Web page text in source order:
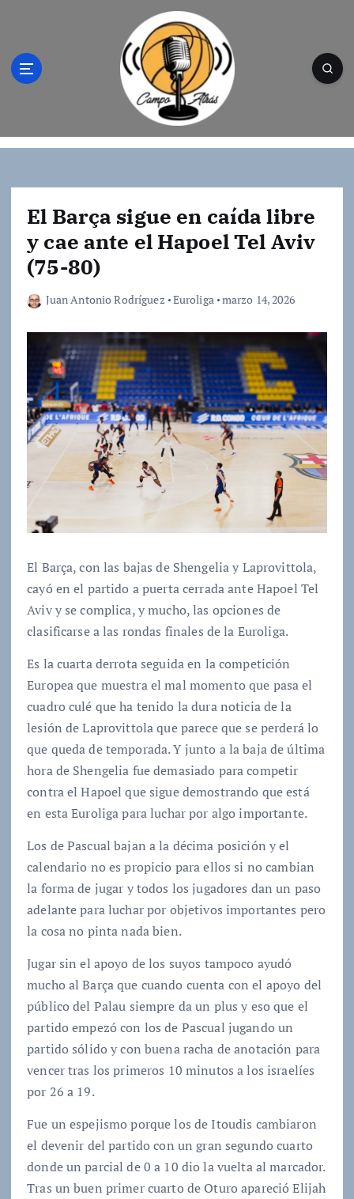
l
Campo Atrás - Tu web de baloncesto donde
mundo de la canasta. Crónicas, noticias,
artículos y fotos del mejor baloncesto
El Barça sigue en caída libre
y cae ante el Hapoel Tel Aviv
(75-80)
Juan Antonio Rodríguez Euroliga marzo 14, 2026
El Barça, con las bajas de Shengelia y Laprovittola,
cayó en el partido a puerta cerrada ante Hapoel Tel
Aviv y se complica, y mucho, las opciones de
clasificarse a las rondas finales de la Euroliga.
Es la cuarta derrota seguida en la competición
Europea que muestra el mal momento que pasa el
cuadro culé que ha tenido la dura noticia de la
lesión de Laprovittola que parece que se perderá lo
que queda de temporada. Y junto a la baja de última
hora de Shengelia fue demasiado para competir
contra el Hapoel que sigue demostrando que está
en esta Euroliga para luchar por algo importante.
Los de Pascual bajan a la décima posición y el
calendario no es propicio para ellos si no cambian
la forma de jugar y todos los jugadores dan un paso
adelante para luchar por objetivos importantes pero
la cosa no pinta nada bien.
Jugar sin el apoyo de los suyos tampoco ayudó
mucho al Barça que cuando cuenta con el apoyo del
público del Palau siempre da un plus y eso que el
partido empezó con los de Pascual jugando un
partido sólido y con buena racha de anotación para
vencer tras los primeros 10 minutos a los israelíes
por 26 a 19.
Fue un espejismo porque los de Itoudis cambiaron
el devenir del partido con un gran segundo cuarto
donde un parcial de 0 a 10 dio la vuelta al marcador.
Tras un buen primer cuarto de Oturo apareció Elijah